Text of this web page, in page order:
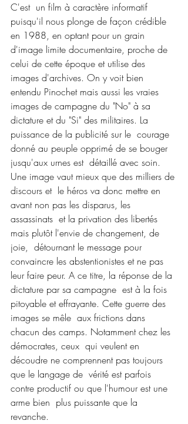
C'est  un film à caractère informatif
puisqu'il nous plonge de façon crédible
en 1988, en optant pour un grain
d'image limite documentaire, proche de
celui de cette époque et utilise des
images d'archives. On y voit bien
entendu Pinochet mais aussi les vraies
images de campagne du "No" à sa
dictature et du "Si" des militaires. La
puissance de la publicité sur le  courage
donné au peuple opprimé de se bouger
jusqu'aux urnes est  détaillé avec soin.
Une image vaut mieux que des milliers de
discours et  le héros va donc mettre en
avant non pas les disparus, les
assassinats  et la privation des libertés
mais plutôt l'envie de changement, de
joie,  détournant le message pour
convaincre les abstentionistes et ne pas
leur faire peur. A ce titre, la réponse de la
dictature par sa campagne  est à la fois
pitoyable et effrayante. Cette guerre des
images se mêle  aux frictions dans
chacun des camps. Notamment chez les
démocrates, ceux  qui veulent en
découdre ne comprennent pas toujours
que le langage de  vérité est parfois
contre productif ou que l'humour est une
arme bien  plus puissante que la
revanche.